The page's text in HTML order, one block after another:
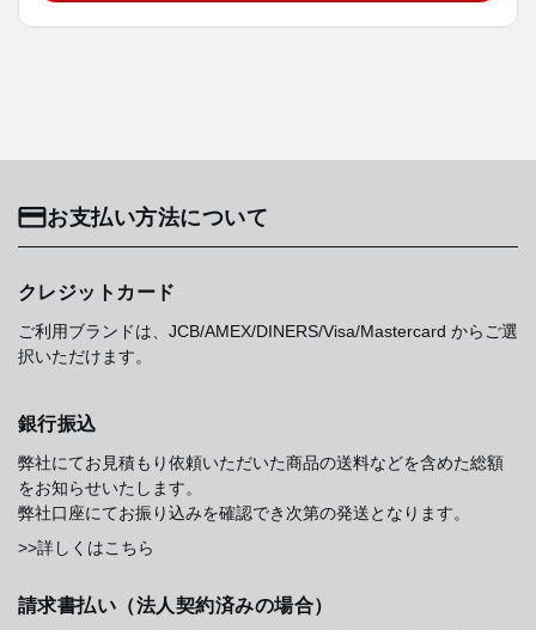
お支払い方法について
クレジットカード
ご利用ブランドは、JCB/AMEX/DINERS/Visa/Mastercard からご選
択いただけます。
銀行振込
弊社にてお見積もり依頼いただいた商品の送料などを含めた総額
をお知らせいたします。
弊社口座にてお振り込みを確認でき次第の発送となります。
>>詳しくはこちら
請求書払い（法人契約済みの場合）